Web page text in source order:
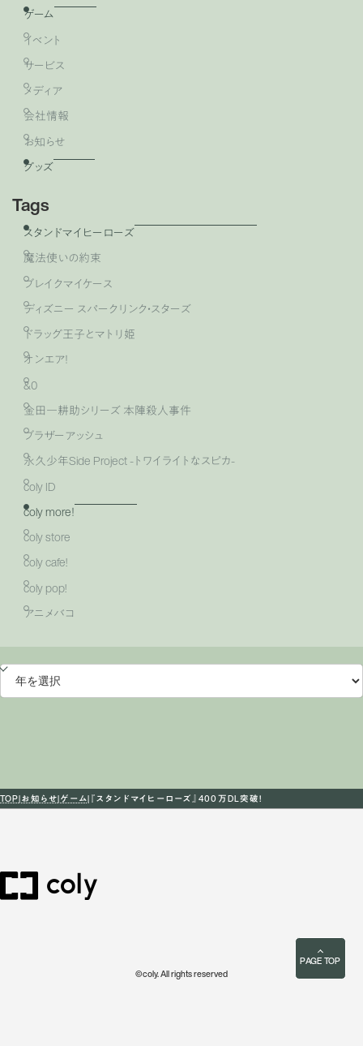
TOP お知らせ ゲーム 『スタンドマイヒーローズ』400万DL突破！
ゲーム
イベント
サービス
メディア
会社情報
お知らせ
グッズ
Tags
スタンドマイヒーローズ
魔法使いの約束
ブレイクマイケース
ディズニー スパークリンク・スターズ
ドラッグ王子とマトリ姫
オンエア！
&0
金田一耕助シリーズ 本陣殺人事件
ブラザーアッシュ
永久少年Side Project -トワイライトなスピカ-
coly ID
coly more！
coly store
coly cafe!
coly pop!
アニメバコ
PAGE TOP
©coly. All rights reserved